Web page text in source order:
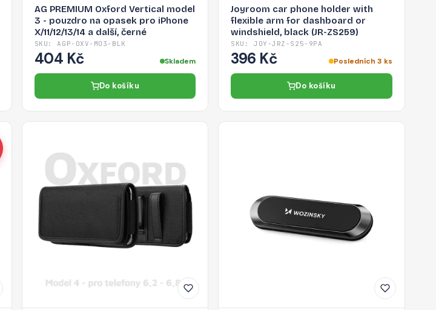
AG PREMIUM Oxford Vertical model
3 - pouzdro na opasek pro iPhone
X/11/12/13/14 a další, černé
SKU: AGP-OXV-MO3-BLK
404 Kč Skladem
Do košíku
Joyroom car phone holder with
flexible arm for dashboard or
windshield, black (JR-ZS259)
SKU: JOY-JRZ-S25-9PA
396 Kč Posledních 3 ks
Do košíku